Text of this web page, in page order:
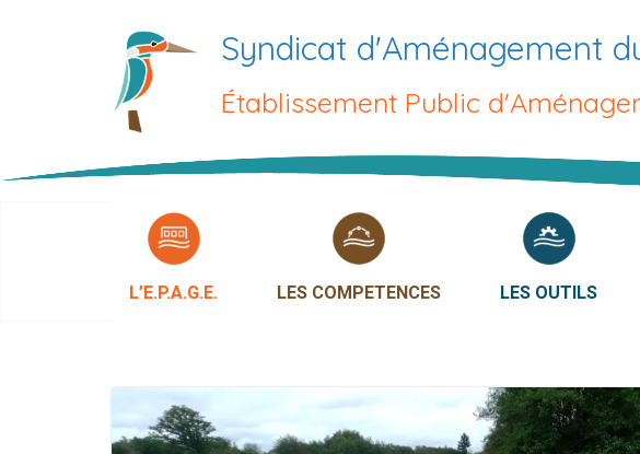
Syndicat d'Aménagement
Établissement Public
L’E.P.A.G.E. LES COMPETENCES LES OUTILS